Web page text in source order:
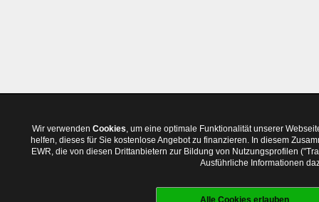
Wir verwenden Cookies, um eine optimale Funktionalität unserer
helfen, dieses für Sie kostenlose Angebot zu finanzieren. In diesem
EWR, die von diesen Drittanbietern zur Bildung von Nutzungsprofilen
Ausführliche Informationen
Alle Cookies erlauben